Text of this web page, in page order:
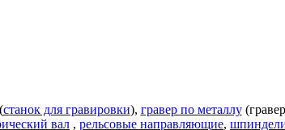
станок для гравировки), гравер по металлу
вал , рельсовые направляющие,